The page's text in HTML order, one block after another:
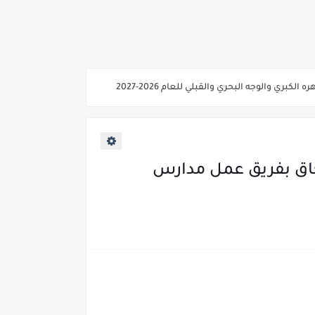
والوجه البحري والقبلي للعام 2026-2027
/ علوم صحية / لغات " للعام الجامعي 2026 /2027
2027
من غدا
بفريق عمل مدارس